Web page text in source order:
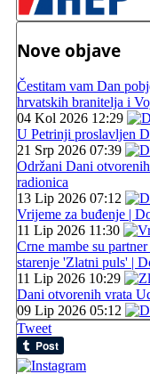
Nove objave
Čestitam vam Dan
hrvatskih branitelja i
04 Kol 2026 12:29
U Petrinji proslavljen
21 Srp 2026 07:39
Održani Dani
radionica
13 Lip 2026 07:12
Vrijeme za buđenje |
11 Lip 2026 11:30
Crne mambe su
starenje 'Zlatni puls' |
11 Lip 2026 10:29
Dani otvorenih vrata
09 Lip 2026 05:12
Tweet